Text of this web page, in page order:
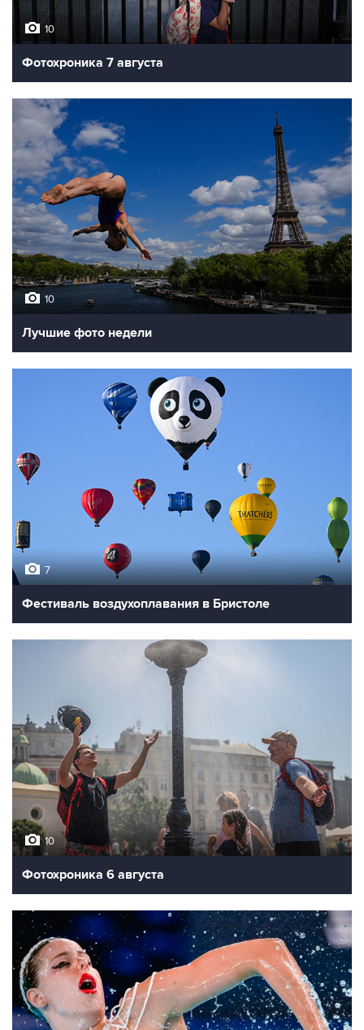
10
Фотохроника 7 августа
10
Лучшие фото недели
7
Фестиваль воздухоплавания в Бристоле
10
Фотохроника 6 августа